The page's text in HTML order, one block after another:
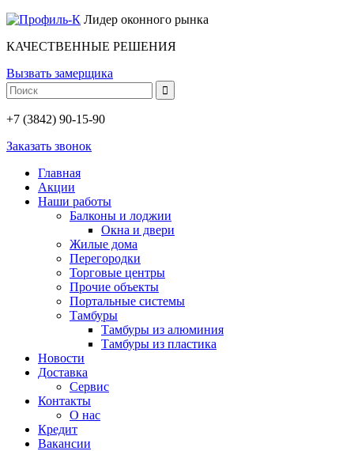
Лидер оконного рынка
КАЧЕСТВЕННЫЕ РЕШЕНИЯ
Вызвать замерщика
+7 (3842) 90-15-90
Заказать звонок
Главная
Акции
Наши работы
Балконы и лоджии
Окна и двери
Жилые дома
Перегородки
Торговые центры
Прочие объекты
Портальные системы
Тамбуры
Тамбуры из алюминия
Тамбуры из пластика
Новости
Доставка
Сервис
Контакты
О нас
Кредит
Вакансии